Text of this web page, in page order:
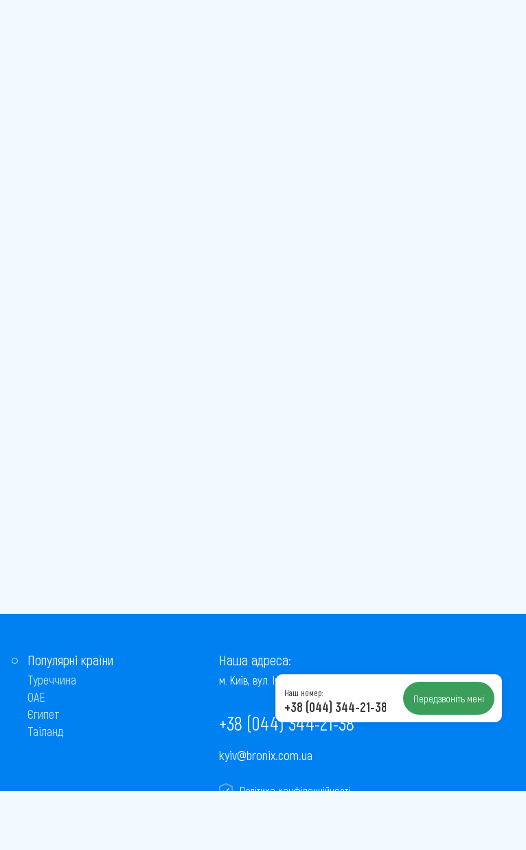
Популярні країни
Туреччина
ОАЕ
Єгипет
Таїланд
Наша адреса:
м. Київ, вул. Інститутська, 22/7, оф. 41
+38 (044) 344-21-38
kyiv@bronix.com.ua
Політика конфіденційності
Наш номер:
+38 (044) 344-21-38 Передзвоніть мені